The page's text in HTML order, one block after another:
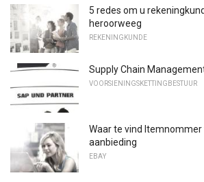
5 redes om u
heroorweeg
REKENINGKUNDE
Supply Chain
VOORSIENINGSKETTINGBESTUUR
Waar te vind Itemnommer
aanbieding
EBAY